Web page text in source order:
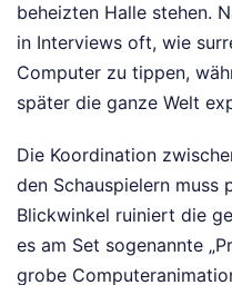
beheizten Halle stehen.
in Interviews oft, wie
Computer zu tippen,
später die ganze Welt
Die Koordination
den Schauspielern muss
Blickwinkel ruiniert die
es am Set sogenannte
grobe